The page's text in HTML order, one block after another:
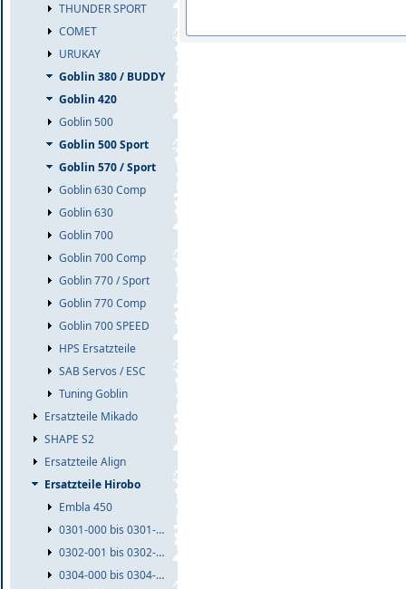
THUNDER SPORT
COMET
URUKAY
Goblin 380 / BUDDY
Goblin 420
Goblin 500
Goblin 500 Sport
Goblin 570 / Sport
Goblin 630 Comp
Goblin 630
Goblin 700
Goblin 700 Comp
Goblin 770 / Sport
Goblin 770 Comp
Goblin 700 SPEED
HPS Ersatzteile
SAB Servos / ESC
Tuning Goblin
Ersatzteile Mikado
SHAPE S2
Ersatzteile Align
Ersatzteile Hirobo
Embla 450
0301-000 bis 0301-999
0302-001 bis 0302-999
0304-000 bis 0304-999